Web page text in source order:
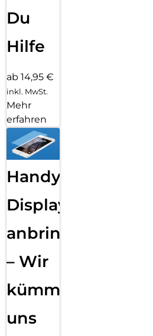
Du
Hilfe
ab 14,95 €
inkl. MwSt.
Mehr
erfahren
Handy
Displayfolie
anbringen
– Wir
kümmern
uns